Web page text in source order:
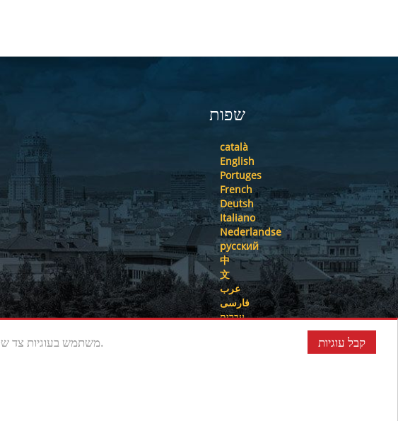
קבל עוגיות אתר האינטרנט www.oirealestate.net משתמש בעוגיות צד שלישי משלו כדי לאסוף מידע המסייע במיטוב הביקור שלך בדפי האינטרנט שלו.
שפות
català
English
Portuges
French
Deutsh
Italiano
Nederlandse
русский
中
文
عرب
فارسی
עִברִית